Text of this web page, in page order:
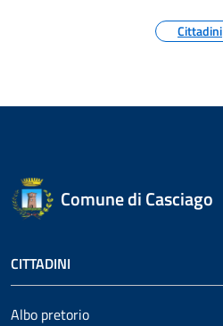
Cittadini
Comune di Casciago
CITTADINI
Albo pretorio